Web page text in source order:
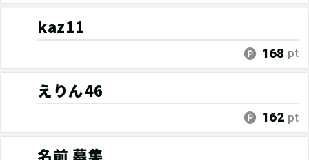
kaz11
168 pt
えりん46
162 pt
名前 募集